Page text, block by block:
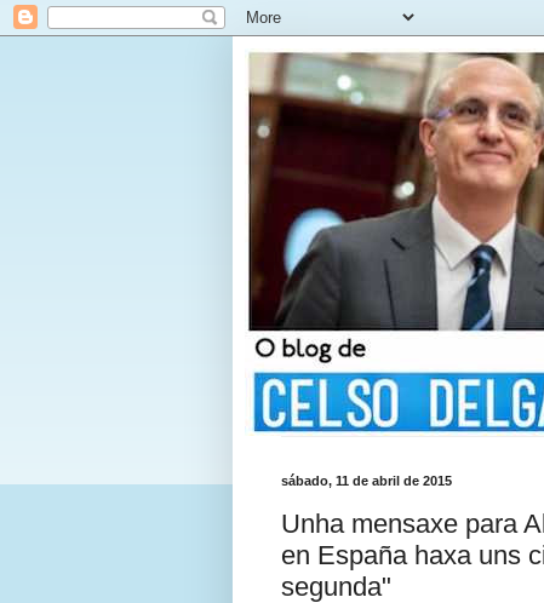
sábado, 11 de abril de 2015
Unha mensaxe para
en España haxa uns
segunda"